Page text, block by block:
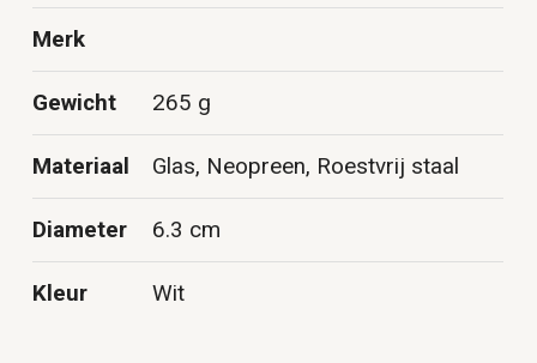
Merk
Gewicht 265 g
Materiaal Glas, Neopreen, Roestvrij staal
Diameter 6.3 cm
Kleur Wit